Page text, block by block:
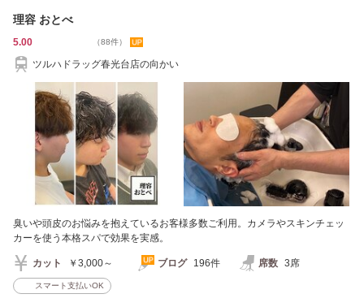
理容 おとべ
5.00 （88件）
ツルハドラッグ春光台店の向かい
臭いや頭皮のお悩みを抱えているお客様多数ご利用。カメラやスキンチェッ
カーを使う本格スパで効果を実感。
カット ￥3,000～ ブログ 196件 席数 3席
スマート支払いOK